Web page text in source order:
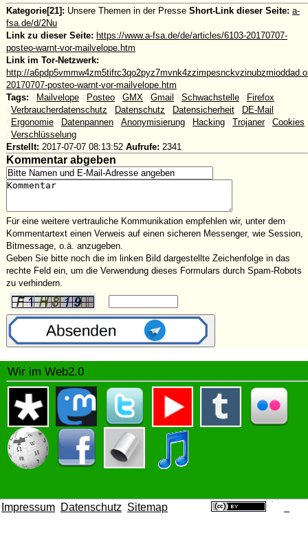
Kategorie[21]: Unsere Themen in der Presse Short-Link dieser Seite: a-
fsa.de/d/2Nu
Link zu dieser Seite: https://www.a-fsa.de/de/articles/6103-20170707-
posteo-warnt-vor-mailvelope.htm
Link im Tor-Netzwerk:
http://
20170707-posteo-warnt-vor-mailvelope.htm
Tags:
Mailvelope Posteo GMX Gmail Schwachstelle
Firefox
Verbraucherdatenschutz Datenschutz Datensicherheit
DE-Mail
Ergonomie Datenpannen Anonymisierung Hacking Trojaner
Cookies
Verschlüsselung
Erstellt: 2017-07-07 08:13:52 Aufrufe: 2341
Kommentar abgeben
Für eine weitere vertrauliche Kommunikation empfehlen wir, unter dem
Kommentartext einen Verweis auf einen sicheren Messenger, wie Session,
Bitmessage, o.ä. anzugeben.
Geben Sie bitte noch die im linken Bild dargestellte Zeichenfolge in das
rechte Feld ein, um die Verwendung dieses Formulars durch Spam-Robots
zu verhindern.
Wir im Web2.0
Impressum Datenschutz Sitemap